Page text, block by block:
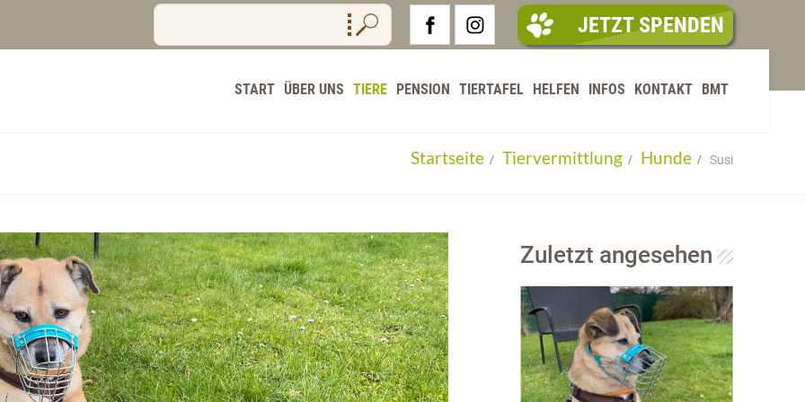
JETZT SPENDEN
START ÜBER UNS TIERE PENSION TIERTAFEL HELFEN INFOS KONTAKT BMT
Startseite Tiervermittlung Hunde Susi
Zuletzt angesehen